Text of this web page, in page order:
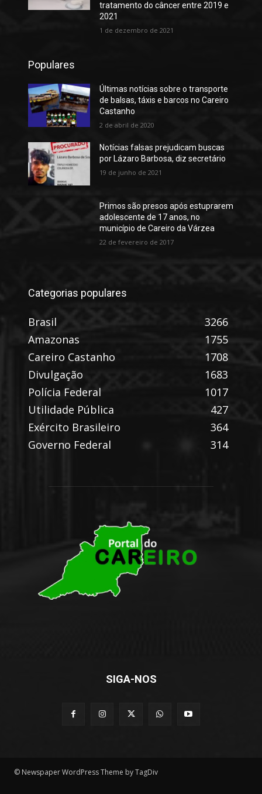
tratamento do câncer entre 2019 e
2021
1 de dezembro de 2021
Populares
Últimas notícias sobre o transporte
de balsas, táxis e barcos no Careiro
Castanho
2 de abril de 2020
Notícias falsas prejudicam buscas
por Lázaro Barbosa, diz secretário
19 de junho de 2021
Primos são presos após estuprarem
adolescente de 17 anos, no
município de Careiro da Várzea
22 de fevereiro de 2017
Categorias populares
Brasil
3266
Amazonas
1755
Careiro Castanho
1708
Divulgação
1683
Polícia Federal
1017
Utilidade Pública
427
Exército Brasileiro
364
Governo Federal
314
SIGA-NOS
© Newspaper WordPress Theme by TagDiv